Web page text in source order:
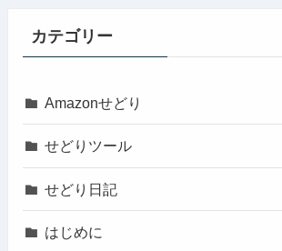
カテゴリー
Amazonせどり
せどりツール
せどり日記
はじめに